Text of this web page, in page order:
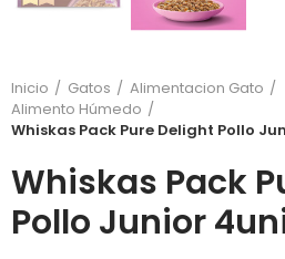
Inicio Gatos
Alimentacion Gato
Alimento Húmedo
Whiskas Pack Pure Delight Pollo
Whiskas Pack
Pollo Junior